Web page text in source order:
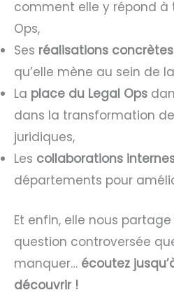
comment elle y répond à
Ops,
Ses réalisations concrètes
qu’elle mène au sein de
La place du Legal Ops
dans la transformation
juridiques,
Les collaborations
départements pour
Et enfin, elle nous
question controversée
manquer… écoutez
découvrir !